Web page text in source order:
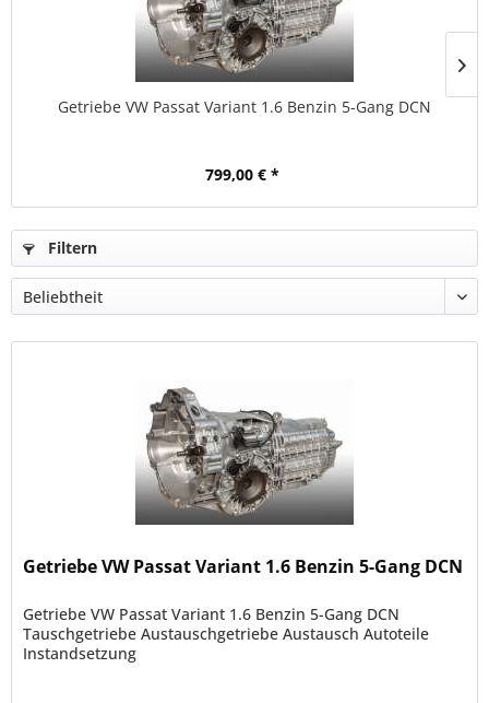
Getriebe VW Passat Variant 1.6 Benzin 5-Gang DCN
799,00 € *
Filtern
Getriebe VW Passat Variant 1.6 Benzin 5-Gang DCN
Getriebe VW Passat Variant 1.6 Benzin 5-Gang DCN
Tauschgetriebe Austauschgetriebe Austausch Autoteile
Instandsetzung